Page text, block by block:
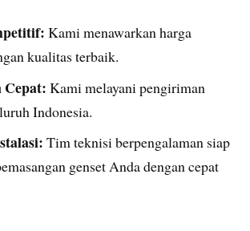
Kami menawarkan harga
kualitas terbaik.
Cepat: Kami melayani pengiriman
Indonesia.
Tim teknisi berpengalaman siap
genset Anda dengan cepat